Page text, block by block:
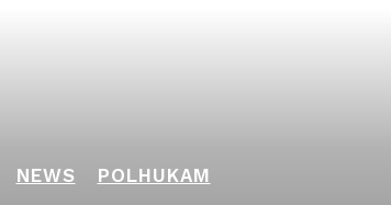
NEWS POLHUKAM